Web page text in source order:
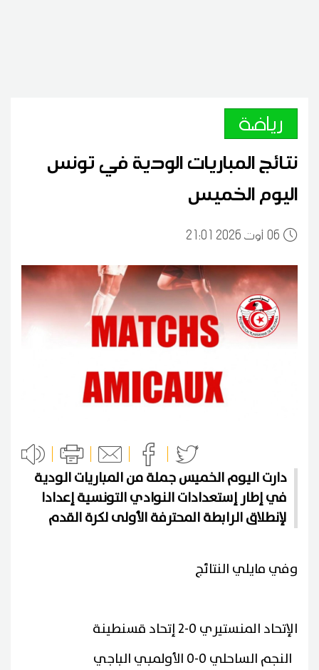
رياضة
نتائج المباريات الودية في تونس
اليوم الخميس
0621:01 2026 أوت
دارت اليوم الخميس جملة من المباريات الودية
في إطار إستعدادات النوادي التونسية إعدادا
لإنطلاق الرابطة المحترفة الأولى لكرة القدم
وفي مايلي النتائج
الإتحاد المنستيري 0-2 إتحاد قسنطينة
النجم الساحلي 0-0 الأولمبي الباجي